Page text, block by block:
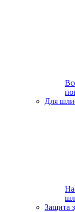
Для
Защита